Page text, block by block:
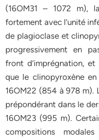
(16OM31 – 1072 m),
fortement avec l’unité
de plagioclase et
progressivement en
front d’imprégnation,
que le clinopyroxène
16OM22 (854 à 978 m).
prépondérant dans le
16OM23 (995 m).
compositions